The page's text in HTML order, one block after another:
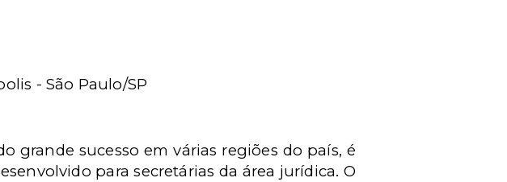
- São Paulo/SP
grande sucesso em várias regiões do país, é
para secretárias da área jurídica. O